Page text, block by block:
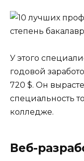
У этого
годовой
720 $. Он
специальность
колледже.
Веб-